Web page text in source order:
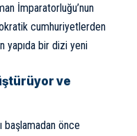
İmparatorluğu’nun
cumhuriyetlerden
yapıda bir dizi yeni
ve
başlamadan önce